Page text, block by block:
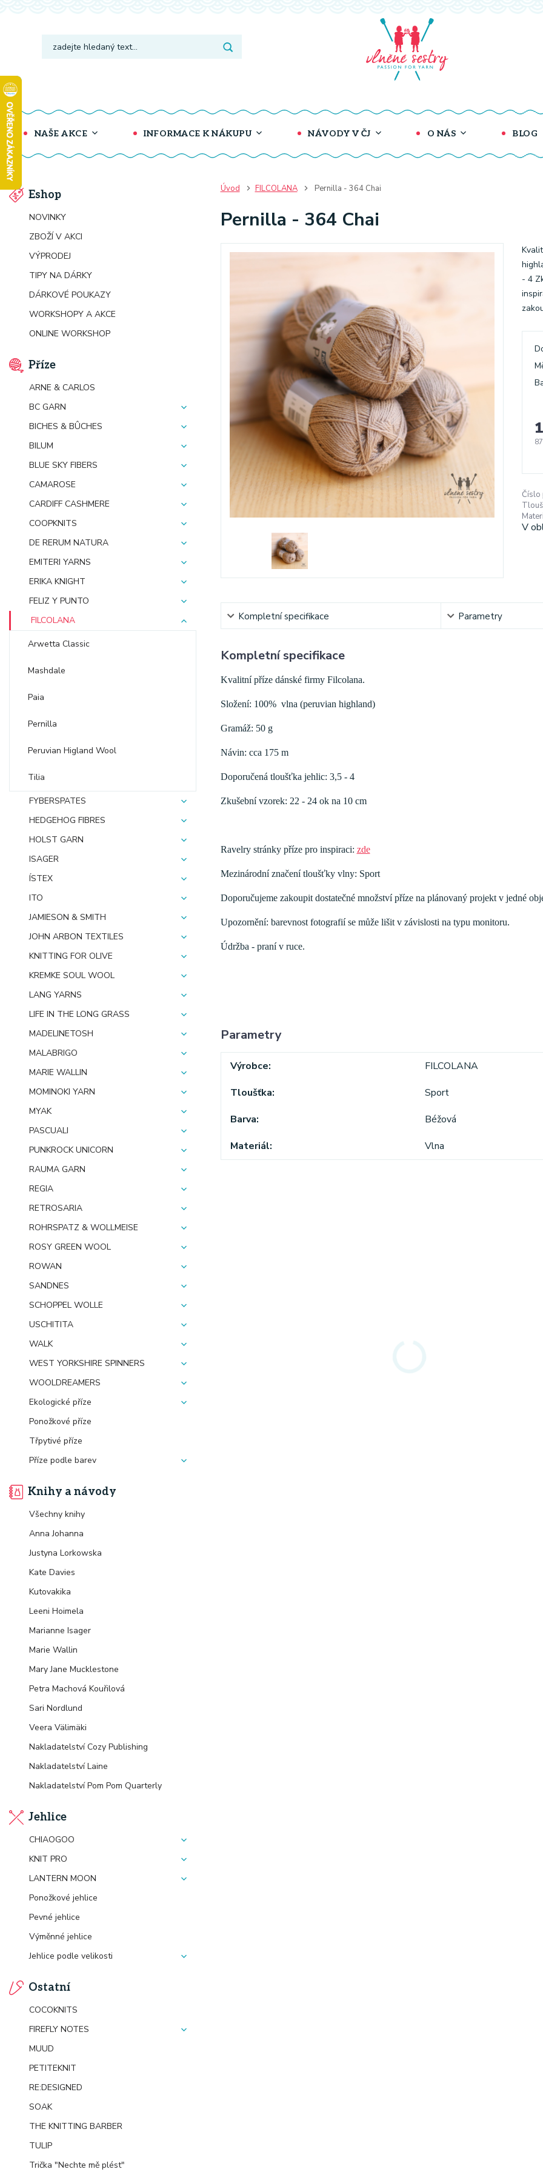
NAŠE AKCE INFORMACE K NÁKUPU NÁVODY V ČJ O NÁS BLOG
Eshop
NOVINKY
ZBOŽÍ V AKCI
VÝPRODEJ
TIPY NA DÁRKY
DÁRKOVÉ POUKAZY
WORKSHOPY A AKCE
ONLINE WORKSHOP
Příze
ARNE & CARLOS
BC GARN
BICHES & BÛCHES
BILUM
BLUE SKY FIBERS
CAMAROSE
CARDIFF CASHMERE
COOPKNITS
DE RERUM NATURA
EMITERI YARNS
ERIKA KNIGHT
FELIZ Y PUNTO
FILCOLANA
Arwetta Classic
Mashdale
Paia
Pernilla
Peruvian Higland Wool
Tilia
FYBERSPATES
HEDGEHOG FIBRES
HOLST GARN
ISAGER
ÍSTEX
ITO
JAMIESON & SMITH
JOHN ARBON TEXTILES
KNITTING FOR OLIVE
KREMKE SOUL WOOL
LANG YARNS
LIFE IN THE LONG GRASS
MADELINETOSH
MALABRIGO
MARIE WALLIN
MOMINOKI YARN
MYAK
PASCUALI
PUNKROCK UNICORN
RAUMA GARN
REGIA
RETROSARIA
ROHRSPATZ & WOLLMEISE
ROSY GREEN WOOL
ROWAN
SANDNES
SCHOPPEL WOLLE
USCHITITA
WALK
WEST YORKSHIRE SPINNERS
WOOLDREAMERS
Ekologické příze
Ponožkové příze
Třpytivé příze
Příze podle barev
Knihy a návody
Všechny knihy
Anna Johanna
Justyna Lorkowska
Kate Davies
Kutovakika
Leeni Hoimela
Marianne Isager
Marie Wallin
Mary Jane Mucklestone
Petra Machová Kouřilová
Sari Nordlund
Veera Välimäki
Nakladatelství Cozy Publishing
Nakladatelství Laine
Nakladatelství Pom Pom Quarterly
Jehlice
CHIAOGOO
KNIT PRO
LANTERN MOON
Ponožkové jehlice
Pevné jehlice
Výměnné jehlice
Jehlice podle velikosti
Ostatní
COCOKNITS
FIREFLY NOTES
MUUD
PETITEKNIT
RE:DESIGNED
SOAK
THE KNITTING BARBER
TULIP
Trička "Nechte mě plést"
Úvod FILCOLANA Pernilla - 364 Chai
Pernilla - 364 Chai
- 4
Číslo
V
Kompletní specifikace Parametry
Kompletní specifikace
Kvalitní příze dánské firmy Filcolana.
Složení: 100% vlna (peruvian highland)
Gramáž: 50 g
Návin: cca 175 m
Doporučená tloušťka jehlic: 3,5 - 4
Zkušební vzorek: 22 - 24 ok na 10 cm
Ravelry stránky příze pro inspiraci: zde
Mezinárodní značení tloušťky vlny: Sport
Doporučujeme zakoupit dostatečné množství příze na plánovaný projekt v jedné
Upozornění: barevnost fotografií se může lišit v závislosti na typu monitoru.
Údržba - praní v ruce.
Parametry
Výrobce
FILCOLANA
Tloušťka
Sport
Barva
Béžová
Materiál
Vlna